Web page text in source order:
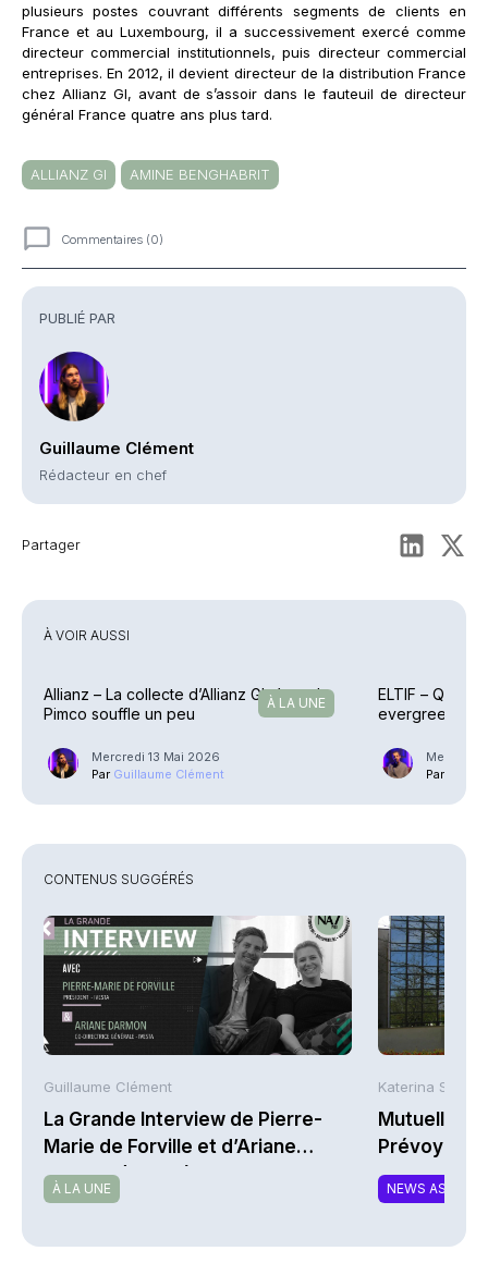
PUBLIÉ PAR
Guillaume Clément
Rédacteur en chef
Partager
plusieurs postes couvrant différents segments de clients en
France et au Luxembourg, il a successivement exercé comme
directeur commercial institutionnels, puis directeur commercial
entreprises. En 2012, il devient directeur de la distribution France
chez Allianz GI, avant de s’assoir dans le fauteuil de directeur
général France quatre ans plus tard.
ALLIANZ GI AMINE BENGHABRIT
Commentaires (0)
À VOIR AUSSI
À LA UNE
Allianz – La collecte d’Allianz GI s’envole,
Pimco souffle un peu
Mercredi 13 Mai 2026
Par Guillaume Clément
ELTIF – Quels
evergreen
Mercredi
Par
CONTENUS SUGGÉRÉS
Guillaume Clément
La Grande Interview de Pierre-
Marie de Forville et d’Ariane
Darmon (Ivesta)
À LA UNE
Katerina
Mutuelles :
de la Math
NEWS